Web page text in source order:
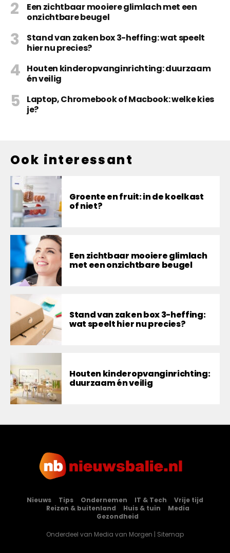
Een zichtbaar mooiere glimlach met een
onzichtbare beugel
Stand van zaken box 3-heffing: wat speelt
hier nu precies?
Houten kinderopvanginrichting: duurzaam
én veilig
Laptop, Chromebook of Macbook: welke kies
je?
Ook interessant
Groente en fruit: in de koelkast
of niet?
Een zichtbaar mooiere glimlach
met een onzichtbare beugel
Stand van zaken box 3-heffing:
wat speelt hier nu precies?
Houten kinderopvanginrichting:
duurzaam én veilig
Nieuws Tips Ondernemen IT & Tech
Vrije tijd
Reizen & buitenland
Huis & tuin
Media
Gezondheid
Onderdeel van Media van Morgen | Sitemap